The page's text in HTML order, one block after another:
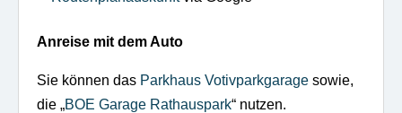
Anreise mit dem Auto
Sie können das Parkhaus Votivparkgarage sowie,
die „BOE Garage Rathauspark“ nutzen.